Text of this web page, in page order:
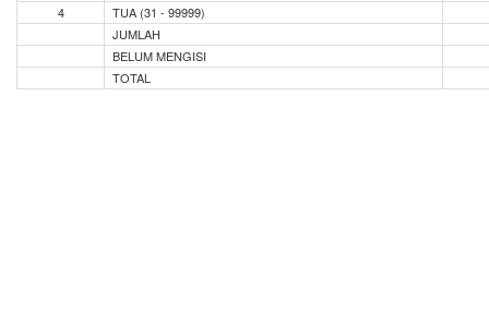
4
TUA (31 - 99999)
JUMLAH
BELUM MENGISI
TOTAL